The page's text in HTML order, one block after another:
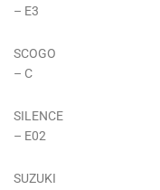
– E3
SCOGO
– C
SILENCE
– E02
SUZUKI